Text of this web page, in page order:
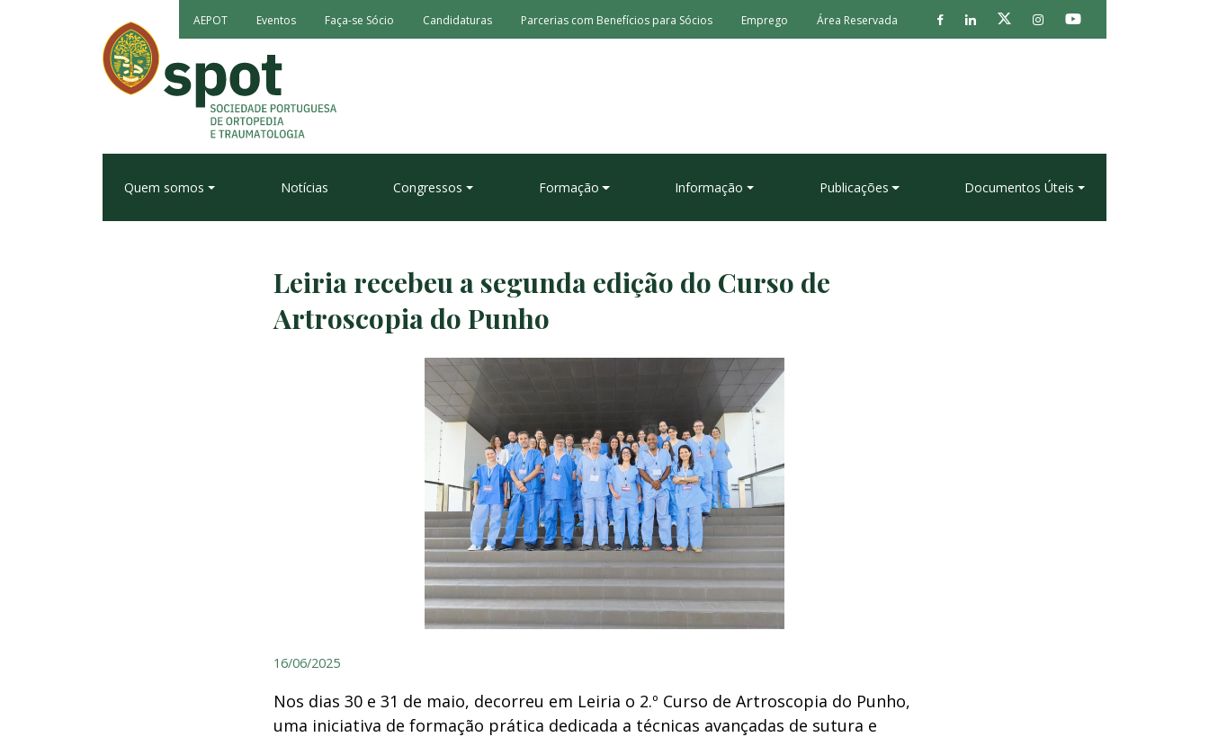
AEPOT Eventos Faça-se Sócio Candidaturas Parcerias com Benefícios para Sócios Emprego Área Reservada
Quem somos Notícias Congressos Formação Informação Publicações Documentos Úteis
Leiria recebeu a segunda edição do Curso de
Artroscopia do Punho
16/06/2025
Nos dias 30 e 31 de maio, decorreu em Leiria o 2.º Curso de Artroscopia do Punho,
uma iniciativa de formação prática dedicada a técnicas avançadas de sutura e